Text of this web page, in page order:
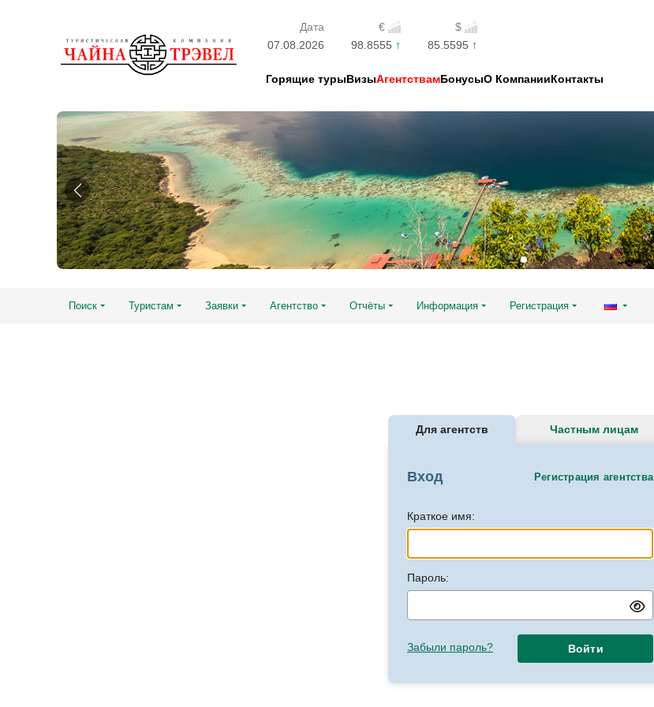
Дата €
$
07.08.2026
98.8555 85.5595
Горящие турыВизыАгентствамБонусыО КомпанииКонтакты
Поиск Туристам Заявки Агентство Отчёты Информация Регистрация
Для агентств Частным лицам
Вход Регистрация агентства
Краткое имя:
Пароль:
Забыли пароль? Войти